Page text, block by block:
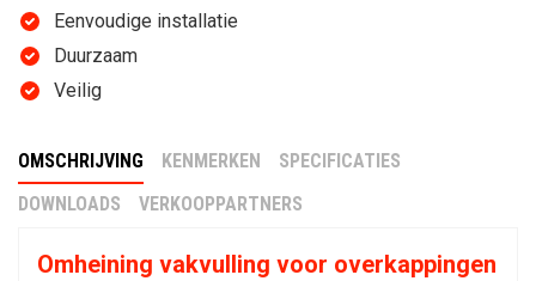
Eenvoudige installatie
Duurzaam
Veilig
OMSCHRIJVING KENMERKEN
SPECIFICATIES
DOWNLOADS
VERKOOPPARTNERS
Omheining vakvulling voor overkappingen